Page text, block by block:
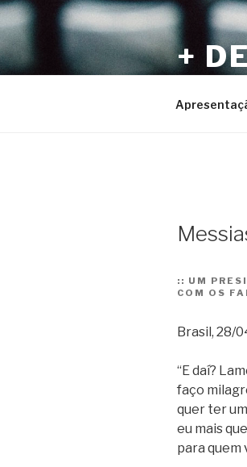
Pular
para
o
conteúdo
+
:: UM
COM OS
Brasil, 28/
“E daí?
faço
quer ter
eu mais
para quem